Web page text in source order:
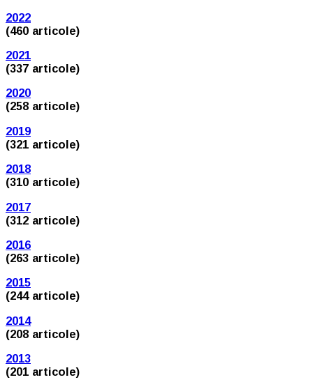
2022
(460 articole)
2021
(337 articole)
2020
(258 articole)
2019
(321 articole)
2018
(310 articole)
2017
(312 articole)
2016
(263 articole)
2015
(244 articole)
2014
(208 articole)
2013
(201 articole)